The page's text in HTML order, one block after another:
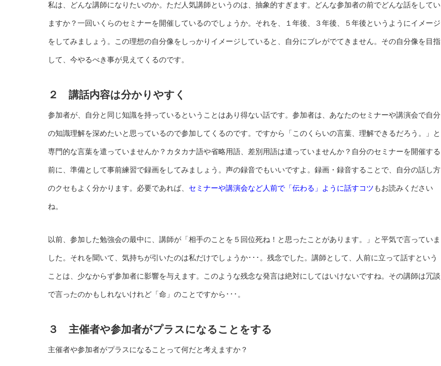
私は、どんな講師になりたいのか。ただ人気講師というのは、抽象的すぎます。どんな参加者の前でどんな話をしてい
ますか？一回いくらのセミナーを開催しているのでしょうか。それを、１年後、３年後、５年後というようにイメージ
をしてみましょう。この理想の自分像をしっかりイメージしていると、自分にブレがでてきません。その自分像を目指
して、今やるべき事が見えてくるのです。
２ 講話内容は分かりやすく
参加者が、自分と同じ知識を持っているということはあり得ない話です。参加者は、あなたのセミナーや講演会で自分
の知識理解を深めたいと思っているので参加してくるのです。ですから「このくらいの言葉、理解できるだろう。」と
専門的な言葉を遣っていませんか？カタカナ語や省略用語、差別用語は遣っていませんか？自分のセミナーを開催する
前に、準備として事前練習で録画をしてみましょう。声の録音でもいいですよ。録画・録音することで、自分の話し方
のクセもよく分かります。必要であれば、 セミナーや講演会など人前で「伝わる」ように話すコツ もお読みください
ね。
以前、参加した勉強会の最中に、講師が「相手のことを５回位死ね！と思ったことがあります。」と平気で言っていま
した。それを聞いて、気持ちが引いたのは私だけでしょうか･･･。残念でした。講師として、人前に立って話すという
ことは、少なからず参加者に影響を与えます。このような残念な発言は絶対にしてはいけないですね。その講師は冗談
で言ったのかもしれないけれど「命」のことですから･･･。
３ 主催者や参加者がプラスになることをする
主催者や参加者がプラスになることって何だと考えますか？